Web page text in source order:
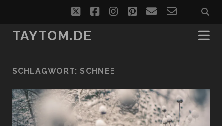
twitterfacebookinstagram
pinterest
emailemail-
form
TAYTOM.DE
SCHLAGWORT:SCHNEE